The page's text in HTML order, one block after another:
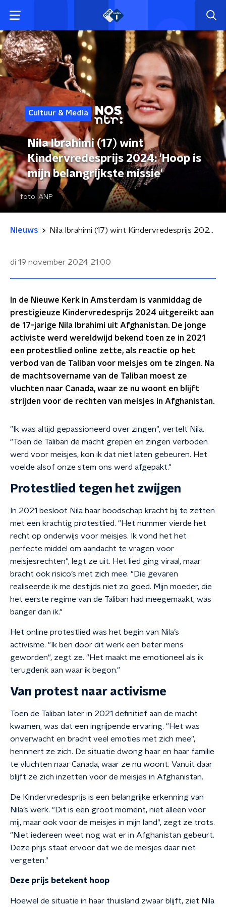
Cultuur & Media
Nila Ibrahimi (17) wint
Kindervredesprijs 2024: 'Hoop is
mijn belangrijkste missie'
foto: ANP
Nieuws Nila Ibrahimi (17) wint Kindervredesprijs 2024: 'Hoop is mijn belangrijkste missie'
di 19 november 2024 21:00
In de Nieuwe Kerk in Amsterdam is vanmiddag de
prestigieuze Kindervredesprijs 2024 uitgereikt aan
de 17-jarige Nila Ibrahimi uit Afghanistan. De jonge
activiste werd wereldwijd bekend toen ze in 2021
een protestlied online zette, als reactie op het
verbod van de Taliban voor meisjes om te zingen. Na
de machtsovername van de Taliban moest ze
vluchten naar Canada, waar ze nu woont en blijft
strijden voor de rechten van meisjes in Afghanistan.
"Ik was altijd gepassioneerd over zingen", vertelt Nila.
"Toen de Taliban de macht grepen en zingen verboden
werd voor meisjes, kon ik dat niet laten gebeuren. Het
voelde alsof onze stem ons werd afgepakt."
Protestlied tegen het zwijgen
In 2021 besloot Nila haar boodschap kracht bij te zetten
met een krachtig protestlied. "Het nummer vierde het
recht op onderwijs voor meisjes. Ik vond het het
perfecte middel om aandacht te vragen voor
meisjesrechten", legt ze uit. Het lied ging viraal, maar
bracht ook risico’s met zich mee. "Die gevaren
realiseerde ik me destijds niet zo goed. Mijn moeder, die
het eerste regime van de Taliban had meegemaakt, was
banger dan ik."
Het online protestlied was het begin van Nila’s
activisme. "Ik ben door dit werk een beter mens
geworden", zegt ze. "Het maakt me emotioneel als ik
terugdenk aan waar ik begon."
Van protest naar activisme
Toen de Taliban later in 2021 definitief aan de macht
kwamen, was dat een ingrijpende ervaring. "Het was
onverwacht en bracht veel emoties met zich mee",
herinnert ze zich. De situatie dwong haar en haar familie
te vluchten naar Canada, waar ze nu woont. Vanuit daar
blijft ze zich inzetten voor de meisjes in Afghanistan.
De Kindervredesprijs is een belangrijke erkenning van
Nila’s werk. "Dit is een groot moment, niet alleen voor
mij, maar ook voor de meisjes in mijn land", zegt ze trots.
"Niet iedereen weet nog wat er in Afghanistan gebeurt.
Deze prijs staat ervoor dat we de meisjes daar niet
vergeten."
Deze prijs betekent hoop
Hoewel de situatie in haar thuisland zwaar blijft, ziet Nila